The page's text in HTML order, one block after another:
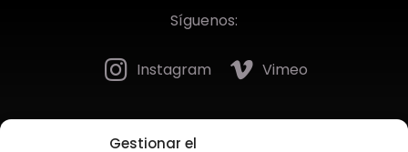
Gestionar el
Síguenos:
Instagram Vimeo